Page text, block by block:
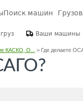
Поиск машин
Ваши машины
КАСКО, О... > Где делаете